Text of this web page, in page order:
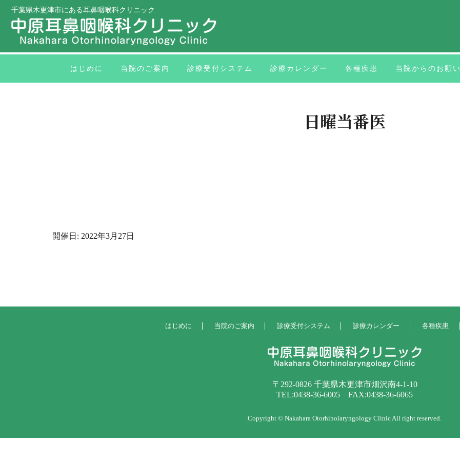
千葉県木更津市にある耳鼻咽喉科クリニック
はじめに 当院のご案内 診療受付システム 診療カレンダー 各種疾患 当院からのお願い
日曜当番医
開催日: 2022年3月27日
はじめに 当院のご案内 診療受付システム 診療カレンダー 各種疾患
〒292-0826 千葉県木更津市畑沢南4-1-10
TEL:0438-36-6005 FAX:0438-36-6065
Copyright © Nakahara Otorhinolaryngology Clinic All right reserved.